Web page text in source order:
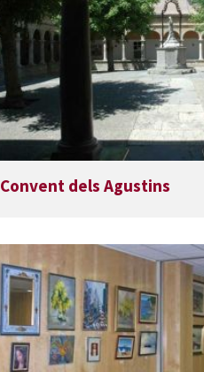
Convent dels Agustins